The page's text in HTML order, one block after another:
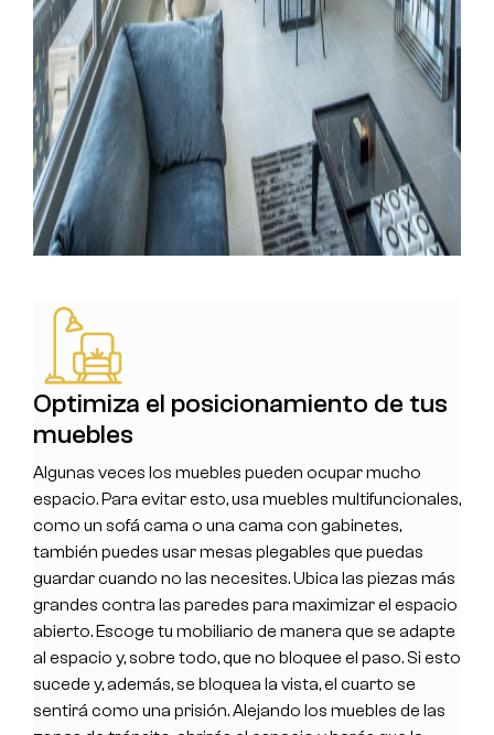
Optimiza el posicionamiento de tus
muebles
Algunas veces los muebles pueden ocupar mucho
espacio. Para evitar esto, usa muebles multifuncionales,
como un sofá cama o una cama con gabinetes,
también puedes usar mesas plegables que puedas
guardar cuando no las necesites. Ubica las piezas más
grandes contra las paredes para maximizar el espacio
abierto. Escoge tu mobiliario de manera que se adapte
al espacio y, sobre todo, que no bloquee el paso. Si esto
sucede y, además, se bloquea la vista, el cuarto se
sentirá como una prisión. Alejando los muebles de las